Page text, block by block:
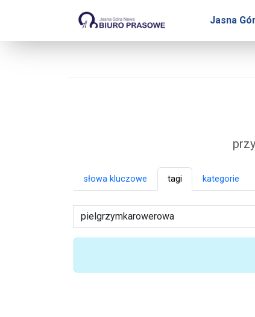
Jasna
Biuro Prasowe Jasnej
słowa kluczowe tagi kategorie